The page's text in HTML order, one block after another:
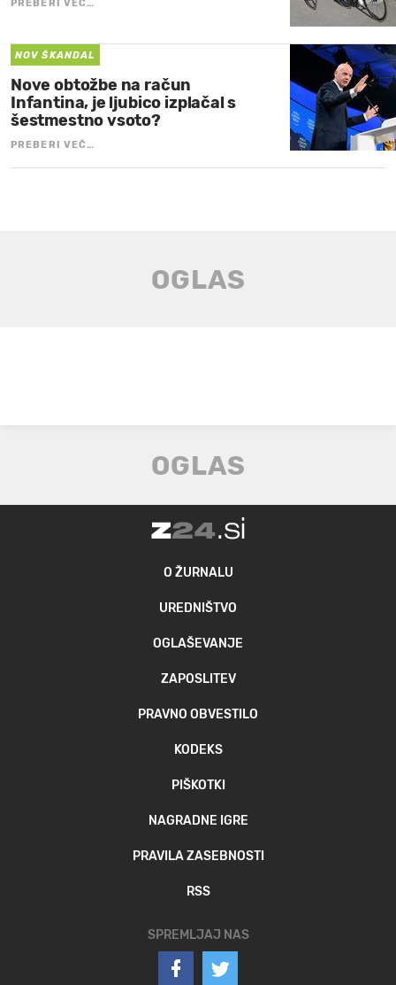
PREBERI VEČ…
NOV ŠKANDAL
Nove obtožbe na račun
Infantina, je ljubico izplačal s
šestmestno vsoto?
PREBERI VEČ…
O ŽURNALU
UREDNIŠTVO
OGLAŠEVANJE
ZAPOSLITEV
PRAVNO OBVESTILO
KODEKS
PIŠKOTKI
NAGRADNE IGRE
PRAVILA ZASEBNOSTI
RSS
SPREMLJAJ NAS